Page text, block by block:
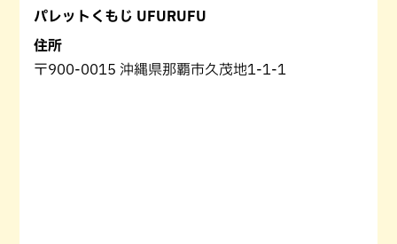
パレットくもじ UFURUFU
住所
〒900-0015 沖縄県那覇市久茂地1-1-1